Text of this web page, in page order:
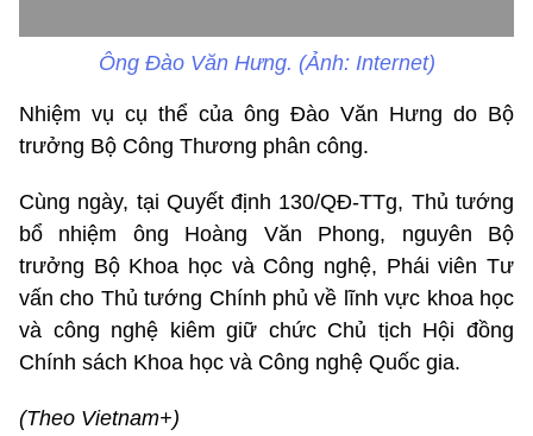
Ông Đào Văn Hưng. (Ảnh: Internet)
Nhiệm vụ cụ thể của ông Đào Văn Hưng do Bộ
trưởng Bộ Công Thương phân công.
Cùng ngày, tại Quyết định 130/QĐ-TTg, Thủ tướng
bổ nhiệm ông Hoàng Văn Phong, nguyên Bộ
trưởng Bộ Khoa học và Công nghệ, Phái viên Tư
vấn cho Thủ tướng Chính phủ về lĩnh vực khoa học
và công nghệ kiêm giữ chức Chủ tịch Hội đồng
Chính sách Khoa học và Công nghệ Quốc gia.
(Theo Vietnam+)